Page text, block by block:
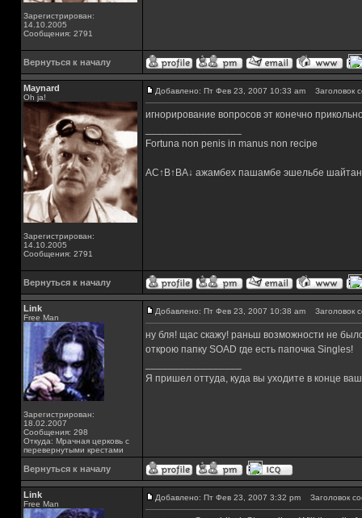
Зарегистрирован:
14.10.2005
Сообщения: 2791
Вернуться к началу
Maynard
Oh ja!
Зарегистрирован:
14.10.2005
Сообщения: 2791
Добавлено: Пт Фев 23, 2007 10:33 am Заголовок
игнорирование вопросов эт конечно
Fortuna non penis in manus non recipe
AC↑B↑BA↓ ажамбех пашамбе эшельбе
Вернуться к началу
Link
Free Man
Зарегистрирован:
18.02.2007
Сообщения: 298
Откуда: Мрачная церковь с
перевернутыми крестами
Добавлено: Пт Фев 23, 2007 10:38 am Заголовок
ну бля! щас скажу! раньш возможности не
открою папку SOAD где есть папочка Singles!
Я пришел оттуда, куда вы уходите в конце
Вернуться к началу
Link
Free Man
Добавлено: Пт Фев 23, 2007 3:32 pm Заголовок